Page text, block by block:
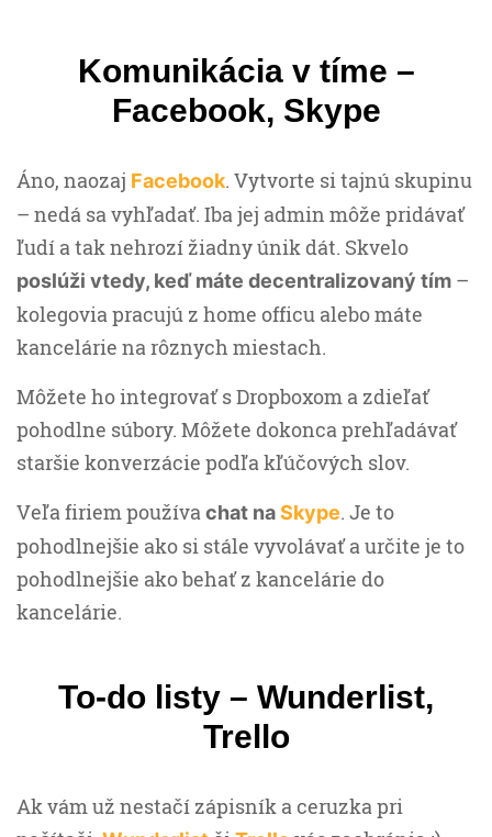
Komunikácia v tíme –
Facebook, Skype
Áno, naozaj Facebook. Vytvorte si tajnú skupinu
– nedá sa vyhľadať. Iba jej admin môže pridávať
ľudí a tak nehrozí žiadny únik dát. Skvelo
poslúži vtedy, keď máte decentralizovaný tím –
kolegovia pracujú z home officu alebo máte
kancelárie na rôznych miestach.
Môžete ho integrovať s Dropboxom a zdieľať
pohodlne súbory. Môžete dokonca prehľadávať
staršie konverzácie podľa kľúčových slov.
Veľa firiem používachat naSkype. Je to
pohodlnejšie ako si stále vyvolávať a určite je to
pohodlnejšie ako behať z kancelárie do
kancelárie.
To-do listy – Wunderlist,
Trello
Ak vám už nestačí zápisník a ceruzka pri